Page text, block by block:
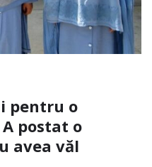
pentru o
postat o
avea văl